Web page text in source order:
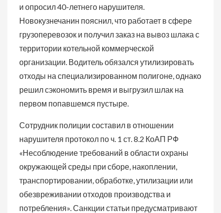
и опросил 40-летнего нарушителя.
Новокузнечанин пояснил, что работает в сфере
грузоперевозок и получил заказ на вывоз шлака с
территории котельной коммерческой
организации. Водитель обязался утилизировать
отходы на специализированном полигоне, однако
решил сэкономить время и выгрузил шлак на
первом попавшемся пустыре.
Сотрудник полиции составил в отношении
нарушителя протокол по ч. 1 ст. 8.2 КоАП РФ
«Несоблюдение требований в области охраны
окружающей среды при сборе, накоплении,
транспортировании, обработке, утилизации или
обезвреживании отходов производства и
потребления». Санкции статьи предусматривают